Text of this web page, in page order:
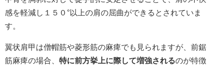
感を軽減し１５０°以上の肩の屈曲ができるとされていま
す。
翼状肩甲は僧帽筋や菱形筋の麻痺でも見られますが、前鋸
筋麻痺の場合、 特に前方挙上に際して増強されるのが特徴